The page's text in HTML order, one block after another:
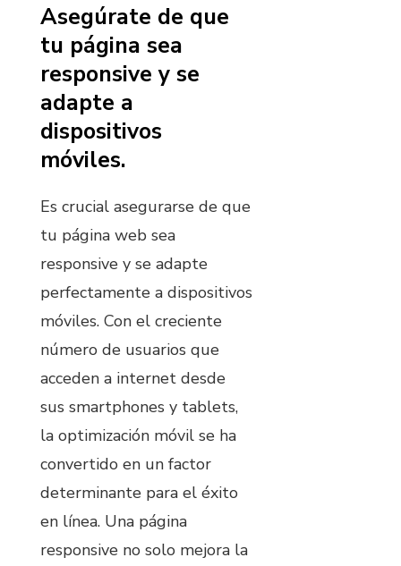
Asegúrate de que
tu página sea
responsive y se
adapte a
dispositivos
móviles.
Es crucial asegurarse de que
tu página web sea
responsive y se adapte
perfectamente a dispositivos
móviles. Con el creciente
número de usuarios que
acceden a internet desde
sus smartphones y tablets,
la optimización móvil se ha
convertido en un factor
determinante para el éxito
en línea. Una página
responsive no solo mejora la